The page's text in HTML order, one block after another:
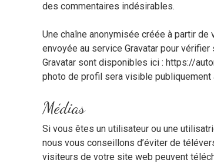
des commentaires indésirables.
Une chaîne anonymisée créée à partir
envoyée au service Gravatar pour
Gravatar sont disponibles ici : https://
photo de profil sera visible publiquement
Médias
Si vous êtes un utilisateur ou une
nous vous conseillons d’éviter de
visiteurs de votre site web peuvent